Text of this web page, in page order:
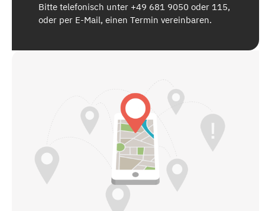
Bitte telefonisch unter +49 681 9050 oder 115,
oder per E-Mail, einen Termin vereinbaren.